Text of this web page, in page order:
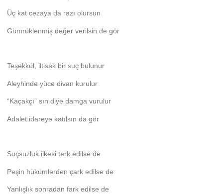
Üç kat cezaya da razı olursun
Gümrüklenmiş değer verilsin de gör
Teşekkül, iltisak bir suç bulunur
Aleyhinde yüce divan kurulur
“Kaçakçı” sın diye damga vurulur
Adalet idareye katılsın da gör
Suçsuzluk ilkesi terk edilse de
Peşin hükümlerden çark edilse de
Yanlışlık sonradan fark edilse de